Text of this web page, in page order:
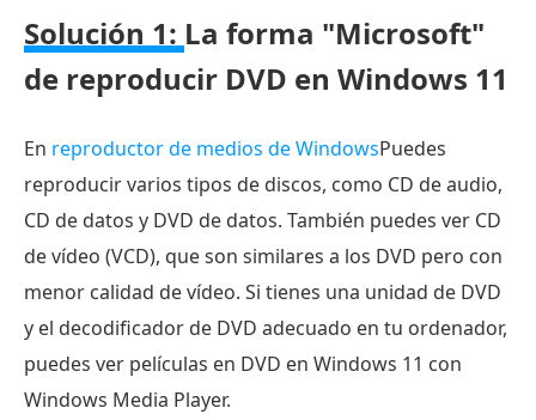
Solución 1: La forma "Microsoft"
de reproducir DVD en Windows 11
En reproductor de medios de WindowsPuedes
reproducir varios tipos de discos, como CD de audio,
CD de datos y DVD de datos. También puedes ver CD
de vídeo (VCD), que son similares a los DVD pero con
menor calidad de vídeo. Si tienes una unidad de DVD
y el decodificador de DVD adecuado en tu ordenador,
puedes ver películas en DVD en Windows 11 con
Windows Media Player.